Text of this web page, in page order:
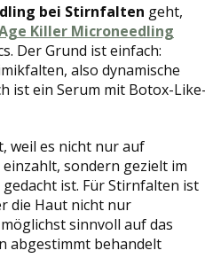
bei Stirnfalten geht,
Killer Microneedling
Der Grund ist einfach:
also dynamische
ist ein Serum mit Botox-
weil es nicht nur auf
sondern gezielt im
ist. Für Stirnfalten ist
die Haut nicht nur
sinnvoll auf das
abgestimmt behandelt